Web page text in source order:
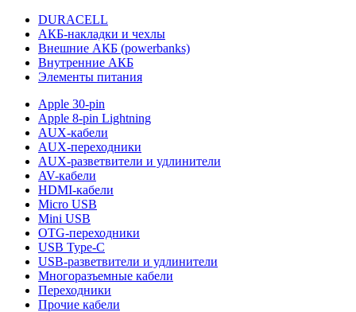
DURACELL
АКБ-накладки и чехлы
Внешние АКБ (powerbanks)
Внутренние АКБ
Элементы питания
Apple 30-pin
Apple 8-pin Lightning
AUX-кабели
AUX-переходники
AUX-разветвители и удлинители
AV-кабели
HDMI-кабели
Micro USB
Mini USB
OTG-переходники
USB Type-C
USB-разветвители и удлинители
Многоразъемные кабели
Переходники
Прочие кабели